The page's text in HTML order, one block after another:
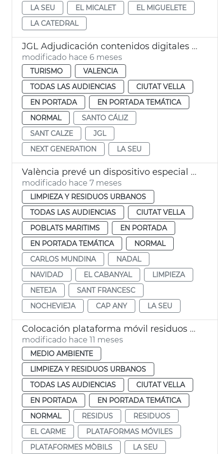
LA SEU EL MICALET
EL MIGUELETE
LA CATEDRAL
JGL Adjudicación contenidos digitales exposición del Santo Cáliz València
modificado hace 6 meses
TURISMO
VALENCIA
TODAS LAS AUDIENCIAS
CIUTAT VELLA
EN PORTADA
EN PORTADA TEMÁTICA
NORMAL
SANTO CÁLIZ
SANT CALZE
JGL
NEXT GENERATION
LA SEU
València prevé un dispositivo especial limpia en Navidad
modificado hace 7 meses
LIMPIEZA Y RESIDUOS URBANOS
TODAS LAS AUDIENCIAS
CIUTAT VELLA
POBLATS MARITIMS
EN PORTADA
EN PORTADA TEMÁTICA
NORMAL
CARLOS MUNDINA
NADAL
NAVIDAD
EL CABANYAL
LIMPIEZA
NETEJA
SANT FRANCESC
NOCHEVIEJA
CAP ANY LA SEU
Colocación plataforma móvil residuos plaza San Nicolau València
modificado hace 11 meses
MEDIO AMBIENTE
LIMPIEZA Y RESIDUOS URBANOS
TODAS LAS AUDIENCIAS
CIUTAT VELLA
EN PORTADA
EN PORTADA TEMÁTICA
NORMAL
RESIDUS
RESIDUOS
EL CARME
PLATAFORMAS MÓVILES
PLATAFORMES MÒBILS
LA SEU